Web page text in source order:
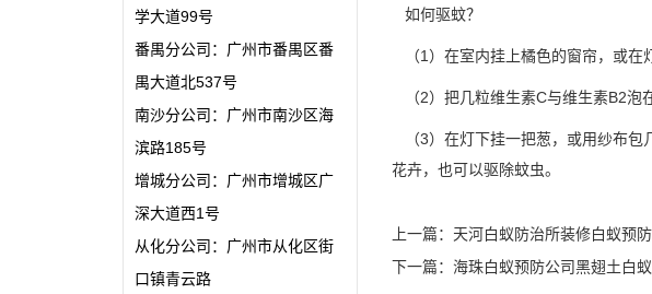
学大道99号
番禺分公司：广州市番禺区番
禺大道北537号
南沙分公司：广州市南沙区海
滨路185号
增城分公司：广州市增城区广
深大道西1号
从化分公司：广州市从化区街
口镇青云路
如何驱蚊？
（1）在室内挂上橘色的窗帘，或在
（2）把几粒维生素C与维生素B2泡
（3）在灯下挂一把葱，或用纱布包
花卉，也可以驱除蚊虫。
上一篇： 天河白蚁防治所装修白蚁预
下一篇：海珠白蚁预防公司黑翅土白